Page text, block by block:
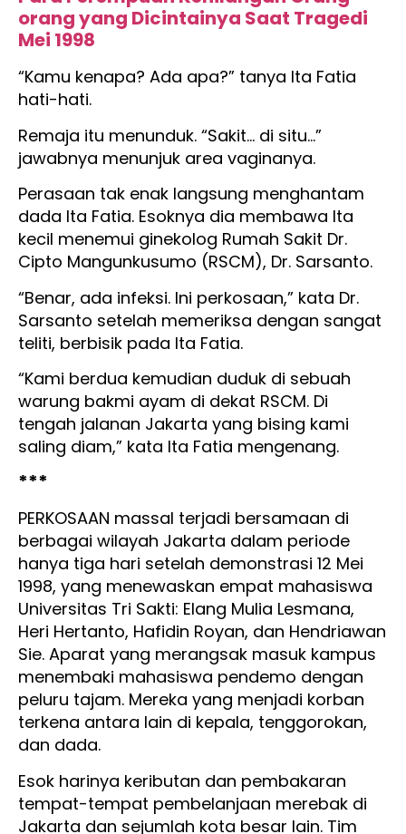
orang yang Dicintainya Saat Tragedi
Mei 1998
“Kamu kenapa? Ada apa?” tanya Ita Fatia
hati-hati.
Remaja itu menunduk. “Sakit… di situ…”
jawabnya menunjuk area vaginanya.
Perasaan tak enak langsung menghantam
dada Ita Fatia. Esoknya dia membawa Ita
kecil menemui ginekolog Rumah Sakit Dr.
Cipto Mangunkusumo (RSCM), Dr. Sarsanto.
“Benar, ada infeksi. Ini perkosaan,” kata Dr.
Sarsanto setelah memeriksa dengan sangat
teliti, berbisik pada Ita Fatia.
“Kami berdua kemudian duduk di sebuah
warung bakmi ayam di dekat RSCM. Di
tengah jalanan Jakarta yang bising kami
saling diam,” kata Ita Fatia mengenang.
***
PERKOSAAN massal terjadi bersamaan di
berbagai wilayah Jakarta dalam periode
hanya tiga hari setelah demonstrasi 12 Mei
1998, yang menewaskan empat mahasiswa
Universitas Tri Sakti: Elang Mulia Lesmana,
Heri Hertanto, Hafidin Royan, dan Hendriawan
Sie. Aparat yang merangsak masuk kampus
menembaki mahasiswa pendemo dengan
peluru tajam. Mereka yang menjadi korban
terkena antara lain di kepala, tenggorokan,
dan dada.
Esok harinya keributan dan pembakaran
tempat-tempat pembelanjaan merebak di
Jakarta dan sejumlah kota besar lain. Tim